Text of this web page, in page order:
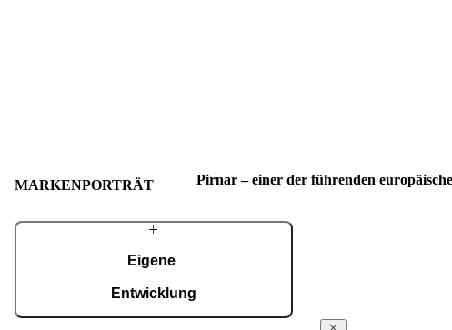
MARKENPORTRÄT Pirnar – einer der führenden
Eigene
Entwicklung